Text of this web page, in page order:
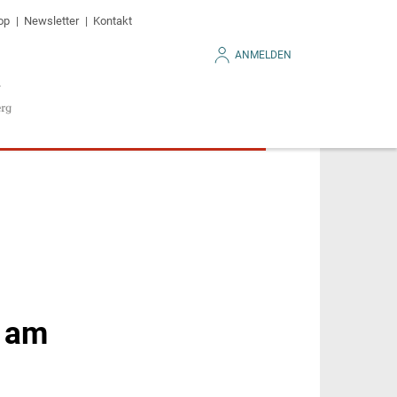
Newsletter Kontakt
ANMELDEN